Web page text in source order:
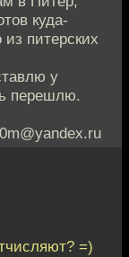
куда-
питерских
у
перешлю.
=)